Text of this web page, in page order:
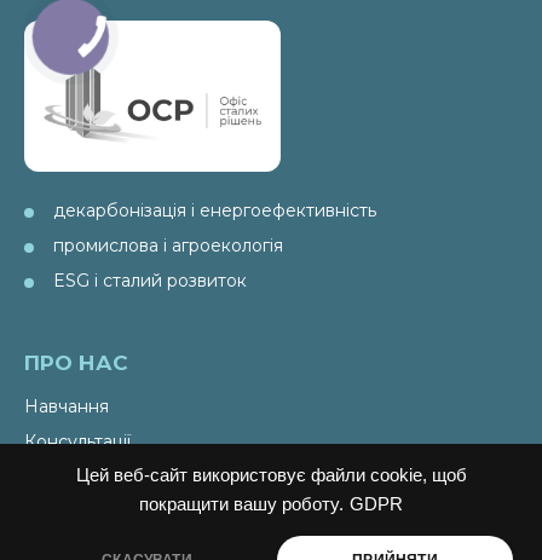
Цей веб-сайт використовує файли cookie, щоб
покращити вашу роботу. GDPR
декарбонізація і енергоефективність
промислова і агроекологія
ESG і сталий розвиток
ПРО НАС
Навчання
Консультації
Послуги
Спецпроекти